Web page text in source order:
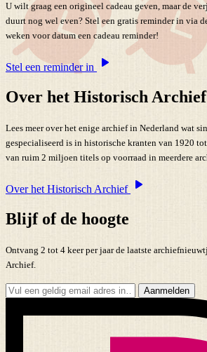
U wilt graag een origineel cadeau geven, maar de
duurt nog wel even? Stel een gratis reminder in via
weken voor datum een cadeau reminder!
Stel een reminder in
Over het Historisch Archief
Lees meer over het enige archief in Nederland wat
gespecialiseerd is in historische kranten van 1920
van ruim 2 miljoen titels op voorraad in meerdere
Over het Historisch Archief
Blijf of de hoogte
Ontvang 2 tot 4 keer per jaar de laatste
Archief.
Aanmelden